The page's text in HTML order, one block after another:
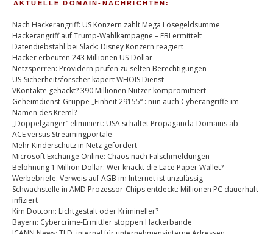
AKTUELLE DOMAIN-NACHRICHTEN:
Nach Hackerangriff: US Konzern zahlt Mega Lösegeldsumme
Hackerangriff auf Trump-Wahlkampagne – FBI ermittelt
Datendiebstahl bei Slack: Disney Konzern reagiert
Hacker erbeuten 243 Millionen US-Dollar
Netzsperren: Providern prüfen zu selten Berechtigungen
US-Sicherheitsforscher kapert WHOIS Dienst
VKontakte gehackt? 390 Millionen Nutzer kompromittiert
Geheimdienst-Gruppe „Einheit 29155“ : nun auch Cyberangriffe im
Namen des Kreml?
„Doppelgänger“ eliminiert: USA schaltet Propaganda-Domains ab
ACE versus Streamingportale
Mehr Kinderschutz in Netz gefordert
Microsoft Exchange Online: Chaos nach Falschmeldungen
Belohnung 1 Million Dollar: Wer knackt die Lace Paper Wallet?
Werbebriefe: Verweis auf AGB im Internet ist unzulässig
Schwachstelle in AMD Prozessor-Chips entdeckt: Millionen PC dauerhaft
infiziert
Kim Dotcom: Lichtgestalt oder Krimineller?
Bayern: Cybercrime-Ermittler stoppen Hackerbande